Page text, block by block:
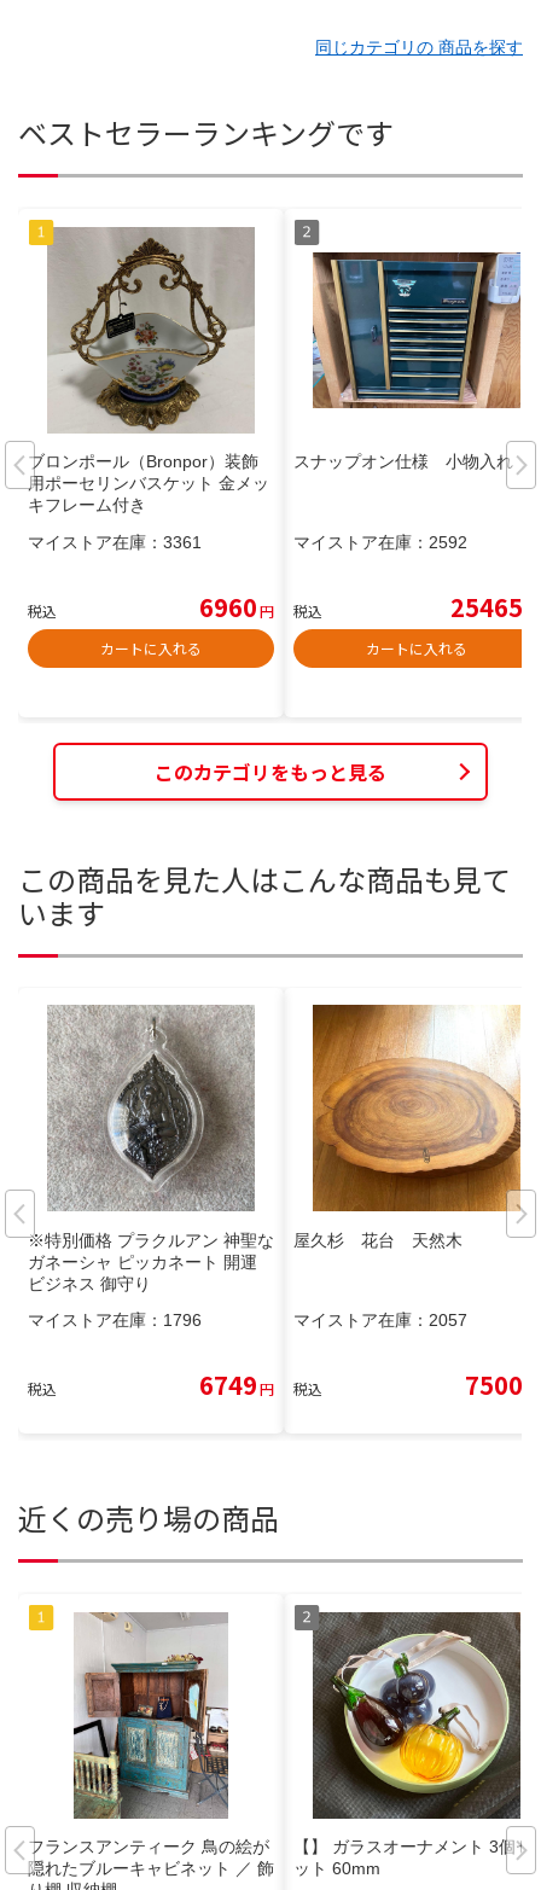
同じカテゴリの 商品を探す
ベストセラーランキングです
ブロンポール（Bronpor）装飾
用ポーセリンバスケット 金メッ
キフレーム付き
マイストア在庫： 3361
税込 6960円
カートに入れる
スナップオン仕様 小物入れ
マイストア在庫： 2592
税込 25465
カートに入れる
このカテゴリをもっと見る
この商品を見た人はこんな商品も見て
います
※特別価格 プラクルアン 神聖な
ガネーシャ ピッカネート 開運
ビジネス 御守り
マイストア在庫： 1796
税込 6749円
屋久杉 花台 天然木
マイストア在庫： 2057
税込 7500
近くの売り場の商品
フランスアンティーク 鳥の絵が
隠れたブルーキャビネット ／ 飾
【】 ガラスオーナメント 3個セ
ット 60mm